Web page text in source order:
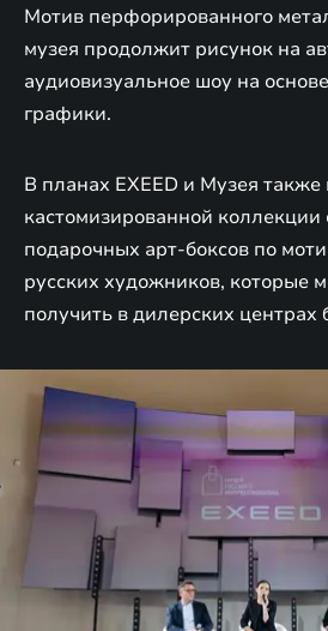
Мотив перфорированного
музея продолжит рисунок на
аудиовизуальное шоу на
графики.
В планах EXEED и Музея также
кастомизированной коллекции
подарочных арт-боксов по
русских художников, которые
получить в дилерских центрах